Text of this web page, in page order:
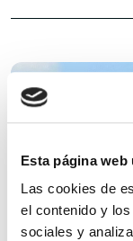
Esta página web
Las cookies de
el contenido y
sociales y